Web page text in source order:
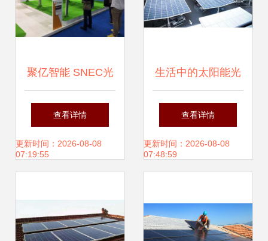
聚亿智能 SNEC光
伏展上新产品与新
形象的碰撞，引领
查看详情
更新时间：2026-08-08
07:19:55
生活中的太阳能光
伏 无所不在的绿色
能源
查看详情
更新时间：2026-08-08
07:48:59